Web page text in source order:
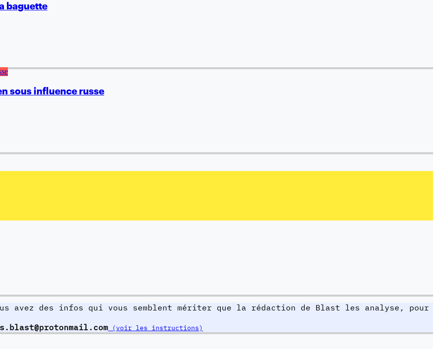
baguette
sous influence russe
avez des infos qui vous semblent mériter que la rédaction de Blast les analyse, pour
(voir les instructions)